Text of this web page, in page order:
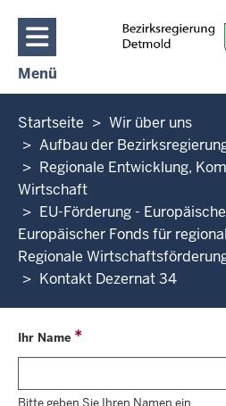
Direkt
Menü
Sie
befinden
sich
hier
Startseite
Wir über uns
Aufbau der
Regionale Entwicklung,
Wirtschaft
EU-Förderung -
Europäischer Fonds für
Regionale
Kontakt Dezernat 34
Ihr Name
Bitte geben Sie Ihren Namen ein